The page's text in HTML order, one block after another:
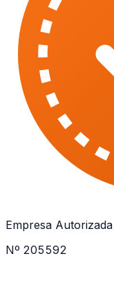
Empresa Autorizada
Nº 205592